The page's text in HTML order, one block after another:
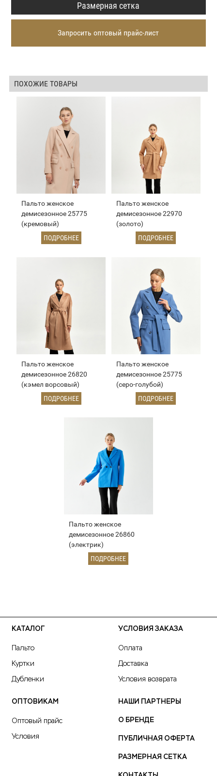
Размерная сетка
Запросить оптовый прайс-лист
ПОХОЖИЕ ТОВАРЫ
Пальто женское
демисезонное 25775
(кремовый)
ПОДРОБНЕЕ
Пальто женское
демисезонное 22970
(золото)
ПОДРОБНЕЕ
Пальто женское
демисезонное 26820
(кэмел ворсовый)
ПОДРОБНЕЕ
Пальто женское
демисезонное 25775
(серо-голубой)
ПОДРОБНЕЕ
Пальто женское
демисезонное 26860
(электрик)
ПОДРОБНЕЕ
КАТАЛОГ
Пальто
Куртки
Дубленки
УСЛОВИЯ ЗАКАЗА
Оплата
Доставка
Условия возврата
ОПТОВИКАМ
Оптовый прайс
Условия
НАШИ ПАРТНЕРЫ
О БРЕНДЕ
ПУБЛИЧНАЯ ОФЕРТА
РАЗМЕРНАЯ СЕТКА